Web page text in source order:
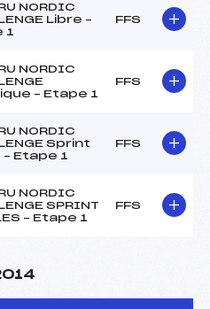
NORDIC
Libre –
1
FFS
NORDIC
– Etape 1
FFS
NORDIC
Sprint
– Etape 1
FFS
NORDIC
SPRINT
– Etape 1
FFS